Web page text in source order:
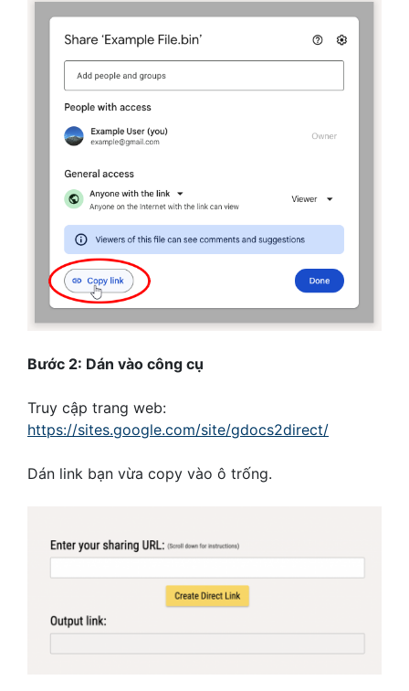
Bước 2: Dán vào công cụ
Truy cập trang web:
https://sites.google.com/site/gdocs2direct/
Dán link bạn vừa copy vào ô trống.